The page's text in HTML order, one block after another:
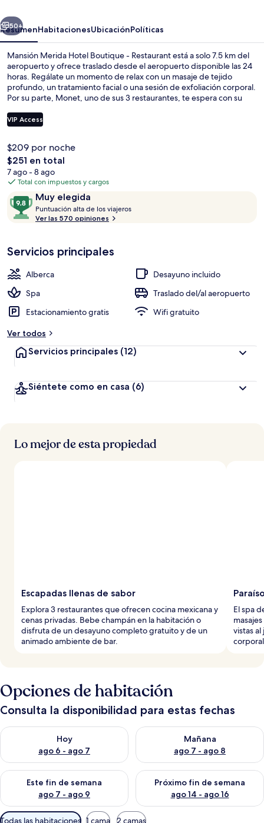
-
Restaurant
Siguiente
50+
ResumenHabitacionesUbicaciónPolíticas
Mansión Merida Hotel Boutique - Restaurant está a solo 7.5 km del
aeropuerto y ofrece traslado desde el aeropuerto disponible las 24
horas. Regálate un momento de relax con un masaje de tejido
profundo, un tratamiento facial o una sesión de exfoliación corporal.
Por su parte, Monet, uno de sus 3 restaurantes, te espera con su
destaca por su alberca al aire libre, su bar o lounge y su snack bar o
deli. A otros visitantes les encantan las amenidades y características
VIP Access
$209 por noche
El
precio
total
de
$251
$251 en total
7 ago - 8 ago
Total con impuestos y cargos
OpinionesMuy elegida
9.8
de
10,
elegida
Puntuación alta de los viajeros
c
ó
t
a
e
v
Ver las 570 opiniones
Servicios principales
Alberca
Desayuno incluido
Spa
Traslado del/al aeropuerto
Estacionamiento gratis
Wifi gratuito
Ver todos
Servicios principales (12)
Siéntete como en casa (6)
Lo mejor de esta propiedad
Escapadas llenas de sabor
Explora 3 restaurantes que ofrecen cocina mexicana y
cenas privadas. Bebe champán en la habitación o
disfruta de un desayuno completo gratuito y de un
animado ambiente de bar.
El spa
vistas
Opciones de habitación
Consulta la disponibilidad para estas fechas
Hoy
ago 6 - ago 7
Consulta la disponibilidad para hoy ago 6 - ago 7
Mañana
ago 7 - ago 8
Consulta la disponibilidad
Este fin de semana
ago 7 - ago 9
Consulta la disponibilidad para este fin de semana ago 7 -
Próximo fin de semana
ago 14 - ago 16
Consulta la disponibilidad
Filtros
Todas las habitaciones 1 cama 2 camas